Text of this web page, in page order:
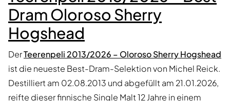
Dram Oloroso Sherry
Hogshead
DerTeerenpeli 2013/2026 – Oloroso Sherry Hogshead
ist die neueste Best-Dram-Selektion von Michel Reick.
Destilliert am 02.08.2013 und abgefüllt am 21.01.2026,
reifte dieser finnische Single Malt 12 Jahre in einem